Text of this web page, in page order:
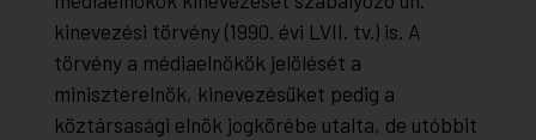
kinevezési törvény (1990. évi LVII. tv.) is. A
törvény a médiaelnökök jelölését a
miniszterelnök, kinevezésüket pedig a
köztársasági elnök jogkörébe utalta, de utóbbit